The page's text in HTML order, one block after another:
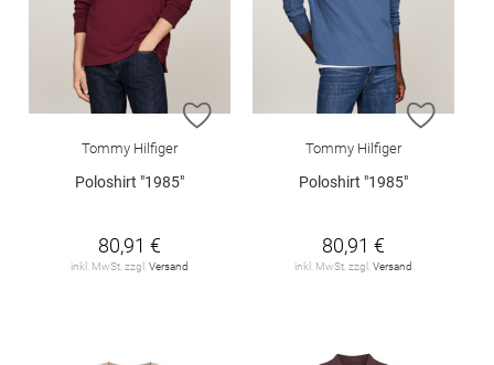
ZUR WUNSCHLISTE HINZUFÜGEN
Tommy Hilfiger
Poloshirt "1985"
80,91 €
inkl. MwSt. zzgl. Versand
ZUR
Tommy Hilfiger
Poloshirt "1985"
80,91 €
inkl. MwSt. zzgl. Versand